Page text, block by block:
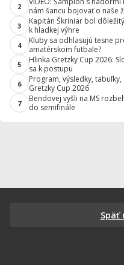
2
nám šancu bojovať o naše
3
Kapitán Škriniar bol
k hladkej výhre
4
Kluby sa odhlasujú tesne
amatérskom futbale?
5
Hlinka Gretzky Cup 2026:
sa k postupu
6
Program, výsledky,
Gretzky Cup 2026
7
Bendovej vyšli na MS
do semifinále
Späť